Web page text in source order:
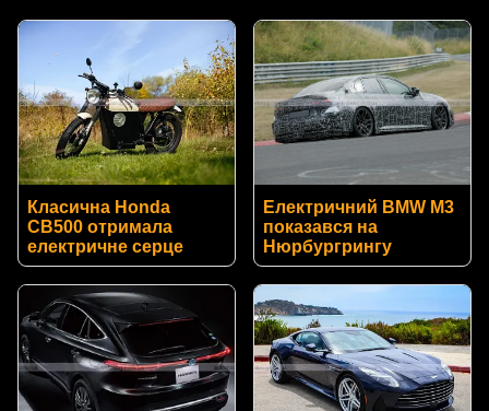
Класична Honda
CB500 отримала
електричне серце
Електричний BMW M3
показався на
Нюрбургрингу